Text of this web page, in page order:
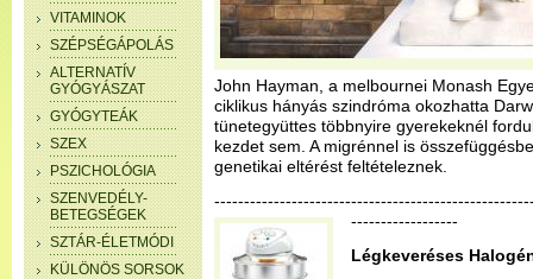
VITAMINOK
SZÉPSÉGÁPOLÁS
ALTERNATÍV
GYÓGYÁSZAT
GYÓGYTEÁK
SZEX
PSZICHOLÓGIA
SZENVEDÉLY-
BETEGSÉGEK
SZTÁR-ÉLETMÓDI
KÜLÖNÖS SORSOK
John Hayman, a melbournei Monash
ciklikus hányás szindróma okozhatta
tünetegyüttes többnyire gyerekeknél
kezdet sem. A migrénnel is
genetikai eltérést feltételeznek.
------------------
Légkeveréses